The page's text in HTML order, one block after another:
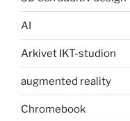
AI
Arkivet IKT-studion
augmented reality
Chromebook